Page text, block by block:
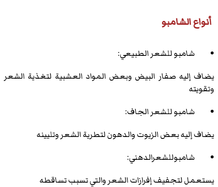
أنواع الشامبو
شامبو للشعر الطبيعي:
يضاف إليه صفار البيض وبعض المواد العشبية لتغذية الشعر
وتقويته
شامبو للشعر الجاف:
يضاف إليه بعض الزيوت والدهون لتطرية الشعر وتليينه
شامبوللشعرالدهني:
يستعمل لتجفيف إفرازات الشعر والتي تسبب تساقطه